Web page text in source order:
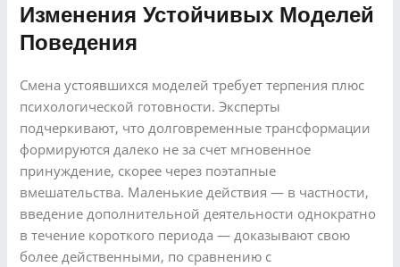
Изменения Устойчивых Моделей
Поведения
Смена устоявшихся моделей требует терпения плюс
психологической готовности. Эксперты
подчеркивают, что долговременные трансформации
формируются далеко не за счет мгновенное
принуждение, скорее через поэтапные
вмешательства. Маленькие действия — в частности,
введение дополнительной деятельности однократно
в течение короткого периода — доказывают свою
более действенными, по сравнению с